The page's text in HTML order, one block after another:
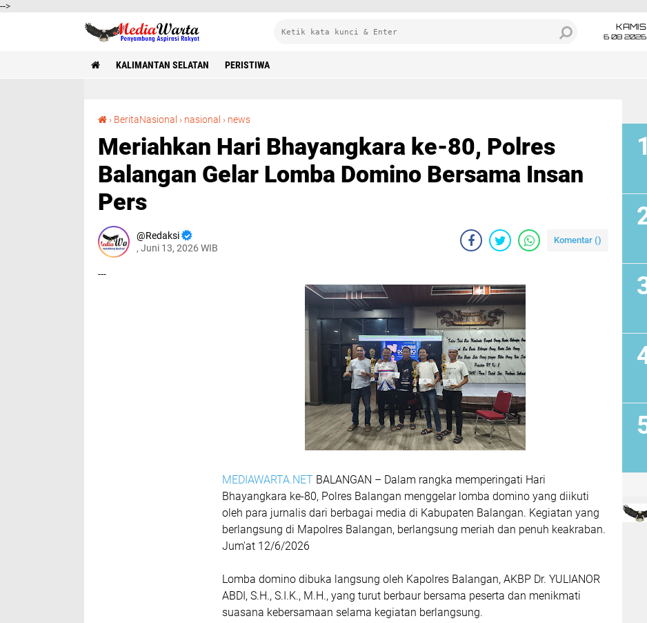
-->
KAMIS
6 08 2026
KALIMANTAN SELATAN PERISTIWA
› BeritaNasional › nasional › news
Meriahkan Hari Bhayangkara ke-80, Polres
Balangan Gelar Lomba Domino Bersama Insan
Pers
Redaksi
, Juni 13, 2026 WIB
Komentar ()
---
MEDIAWARTA.NET BALANGAN – Dalam rangka memperingati Hari
Bhayangkara ke-80, Polres Balangan menggelar lomba domino yang diikuti
oleh para jurnalis dari berbagai media di Kabupaten Balangan. Kegiatan yang
berlangsung di Mapolres Balangan, berlangsung meriah dan penuh keakraban.
Jum'at 12/6/2026
Lomba domino dibuka langsung oleh Kapolres Balangan, AKBP Dr. YULIANOR
ABDI, S.H., S.I.K., M.H., yang turut berbaur bersama peserta dan menikmati
suasana kebersamaan selama kegiatan berlangsung.